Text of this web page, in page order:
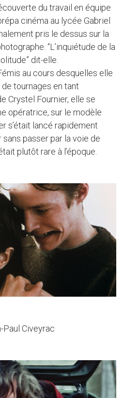
du travail en équipe
cinéma au lycée Gabriel
pris le dessus sur la
“L’inquiétude de la
dit-elle.
au cours desquelles elle
tournages en tant
Crystel Fournier, elle se
opératrice, sur le modèle
s’était lancé rapidement
passer par la voie de
plutôt rare à l’époque.
Paul Civeyrac